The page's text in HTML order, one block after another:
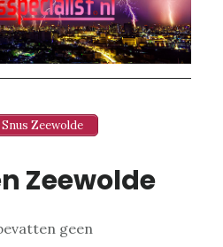
Zeewolde
Zeewolde
geen